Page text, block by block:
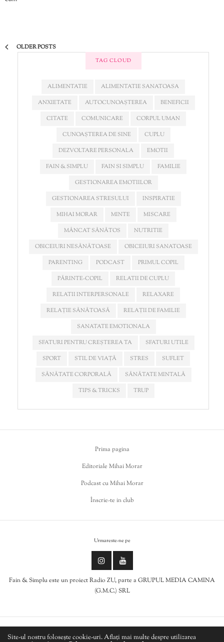
OLDER POSTS
TAG CLOUD
ALIMENTATIE
ALIMENTATIE SANATOASA
ANXIETATE
AUTOCUNOAȘTEREA
BENEFICII
CITATE
COMUNICARE
CORPUL UMAN
CUNOAȘTEREA DE SINE
CUPLU
DEZVOLTARE PERSONALA
EMOTII
FAIN & SIMPLU
FAIN SI SIMPLU
FAMILIE
GESTIONAREA EMOTIILOR
GESTIONAREA STRESULUI
INSPIRATIE
MIHAI MORAR
MINTE
MISCARE
MÂNCAT SĂNĂTOS
NUTRITIE
OBICEIURI NESĂNĂTOASE
OBICEIURI SANATOASE
PARENTING
PODCAST
PRIMUL COPIL
PĂRINTE-COPIL
RELATII DE CUPLU
RELATII INTERPERSONALE
RELAXARE
RELAȚIE SĂNĂTOASĂ
RELAȚII DE FAMILIE
SANATATE EMOTIONALA
SFATURI PENTRU CREȘTEREA TA
SFATURI UTILE
SPORT
STIL DE VIAȚĂ STRES
SUFLET
SĂNĂTATE CORPORALĂ
SĂNĂTATE MINTALĂ
TIPS & TRICKS
TRUP
Prima pagina
Editoriale Mihai Morar
Podcast cu Mihai Morar
Înscrie-te in club
Urmareste-ne pe
Fain & Simplu este un proiect Radio ZU, parte a GRUPUL MEDIA CAMINA
(G.M.C.) SRL
Politica de cookies
Site-ul nostru folosește cookie-uri. Aflați mai multe despre utilizarea